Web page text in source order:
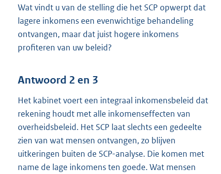
Wat vindt u van de stelling die het SCP opwerpt dat
lagere inkomens een evenwichtige behandeling
ontvangen, maar dat juist hogere inkomens
profiteren van uw beleid?
Antwoord 2 en 3
Het kabinet voert een integraal inkomensbeleid dat
rekening houdt met alle inkomenseffecten van
overheidsbeleid. Het SCP laat slechts een gedeelte
zien van wat mensen ontvangen, zo blijven
uitkeringen buiten de SCP-analyse. Die komen met
name de lage inkomens ten goede. Wat mensen